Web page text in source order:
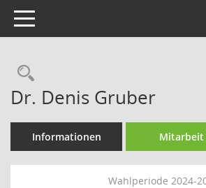
Toggle navigation
Rechercheauswahl
Dr. Denis Gruber
Informationen Mitarbeit
Wahlperiode 2024-